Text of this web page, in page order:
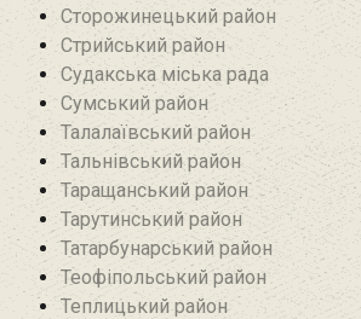
Сторожинецький район
Стрийський район
Судакська міська рада
Сумський район
Талалаївський район
Тальнівський район
Таращанський район
Тарутинський район
Татарбунарський район
Теофіпольський район‎
Теплицький район